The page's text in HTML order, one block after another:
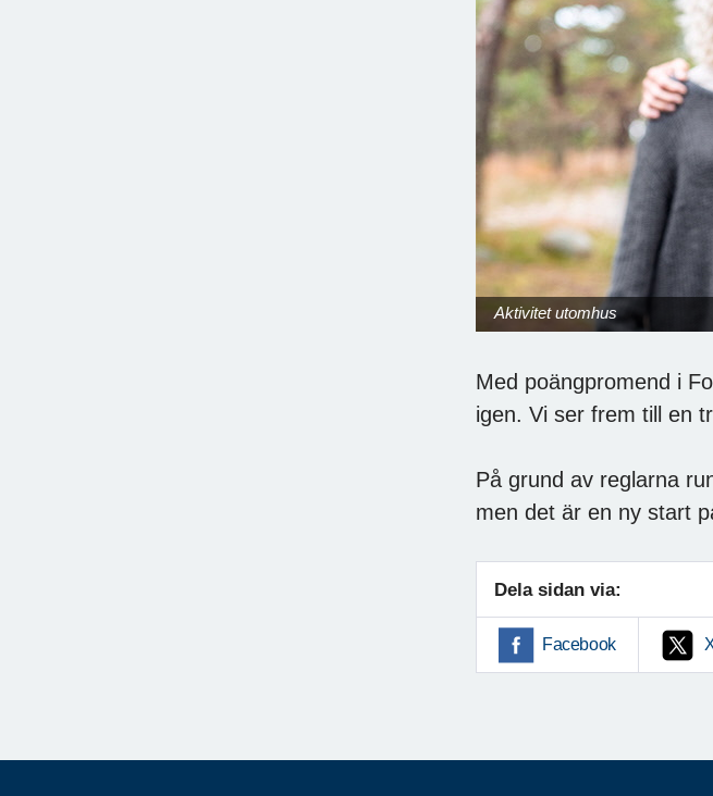
Aktivitet utomhus
Med poängpromend i
igen. Vi ser frem till en
På grund av reglarna
men det är en ny start
Dela sidan via:
Facebook